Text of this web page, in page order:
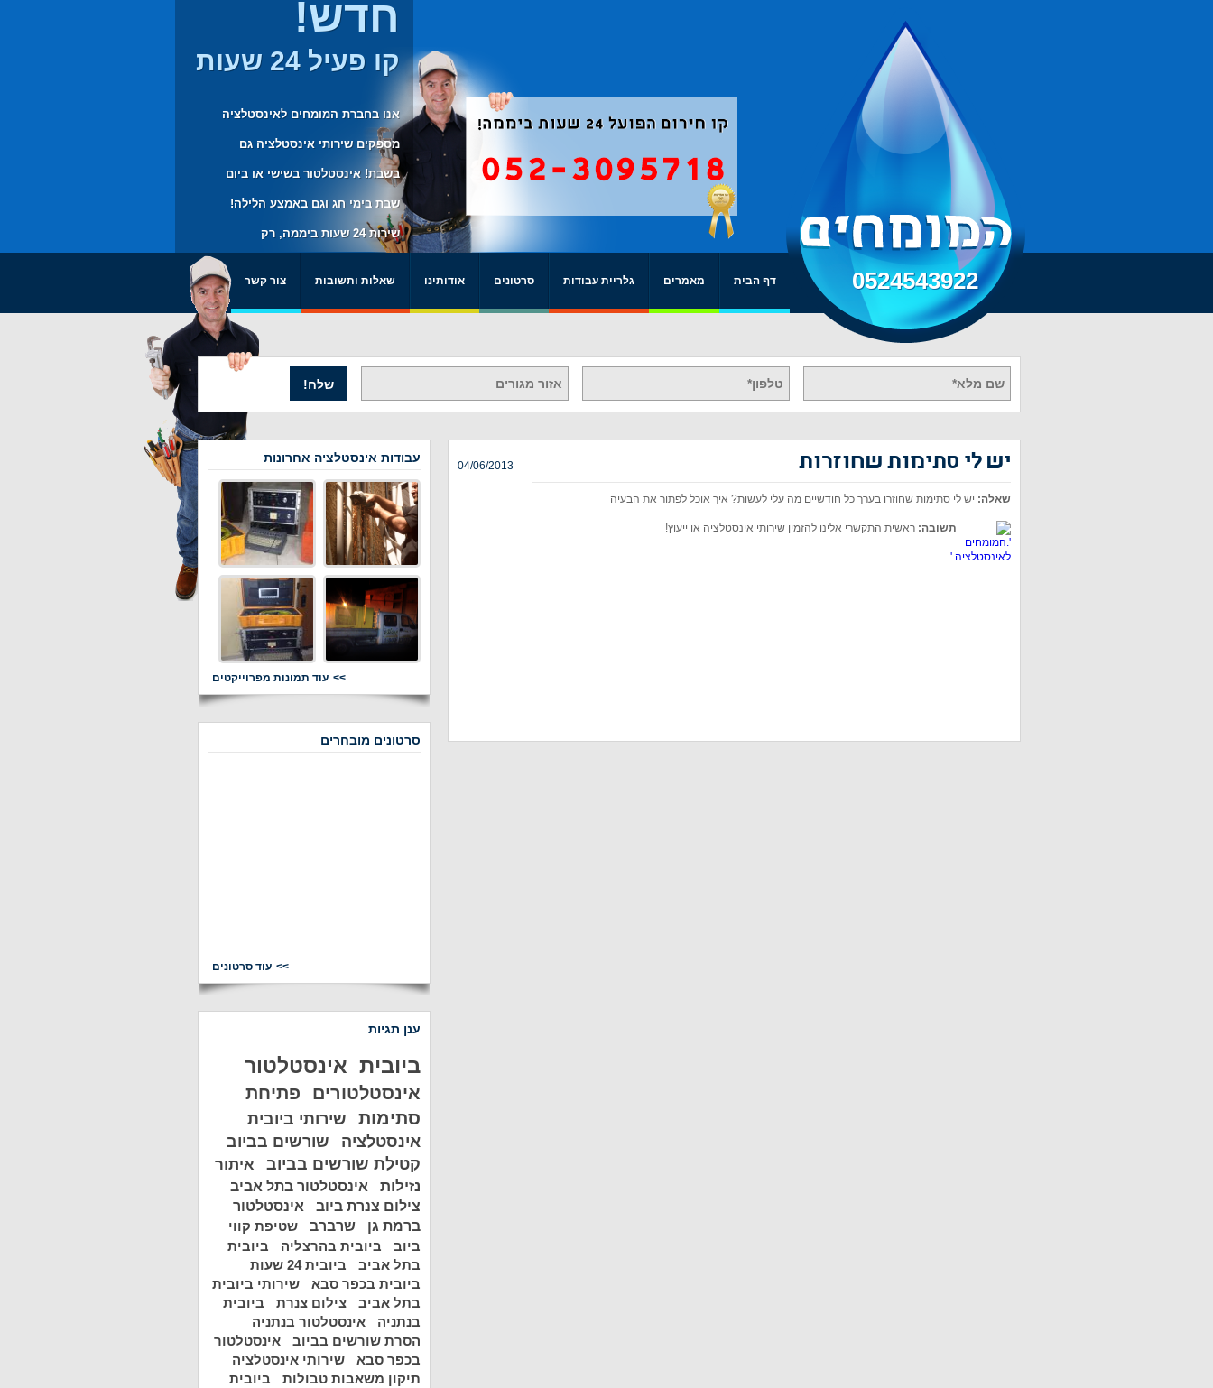
0524543922
חדש!
קו פעיל 24 שעות
אנו בחברת המומחים לאינסטלציה
מספקים שירותי אינסטלציה גם
בשבת! אינסטלטור בשישי או ביום
שבת בימי חג וגם באמצע הלילה!
שירות 24 שעות ביממה, רק
דף הבית מאמרים גלריית עבודות סרטונים אודותינו שאלות ותשובות צור קשר
שלח!
יש לי סתימות שחוזרות 04/06/2013
שאלה: יש לי סתימות שחוזרו בערך כל חודשיים מה עלי לעשות? איך אוכל לפתור את הבעיה
תשובה:ראשית התקשרי אלינו להזמין שירותי אינסטלציה או ייעוץ!
עבודות אינסטלציה אחרונות
עוד תמונות מפרוייקטים
סרטונים מובחרים
עוד סרטונים
ענן תגיות
ביובית אינסטלטור
אינסטלטורים
פתיחת
סתימות
שירותי ביובית
אינסטלציה
שורשים בביוב
קטילת שורשים בביוב
איתור
נזילות
אינסטלטור בתל אביב
צילום צנרת ביוב
אינסטלטור
ברמת גן
שרברב
שטיפת קווי
ביוב
ביובית בהרצליה
ביובית
בתל אביב
ביובית 24 שעות
ביובית בכפר סבא
שירותי ביובית
בתל אביב
צילום צנרת
ביובית
בנתניה
אינסטלטור בנתניה
הסרת שורשים בביוב
אינסטלטור
בכפר סבא
שירותי אינסטלציה
תיקון משאבות טבולות
ביובית